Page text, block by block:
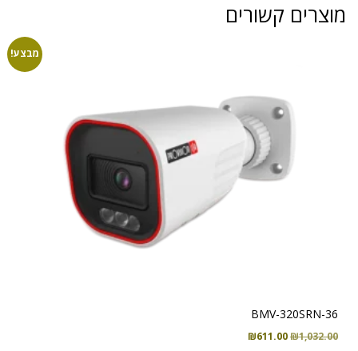
מוצרים קשורים
מבצע!
BMV-320SRN-36
₪1,032.00
המחיר ₪611.00